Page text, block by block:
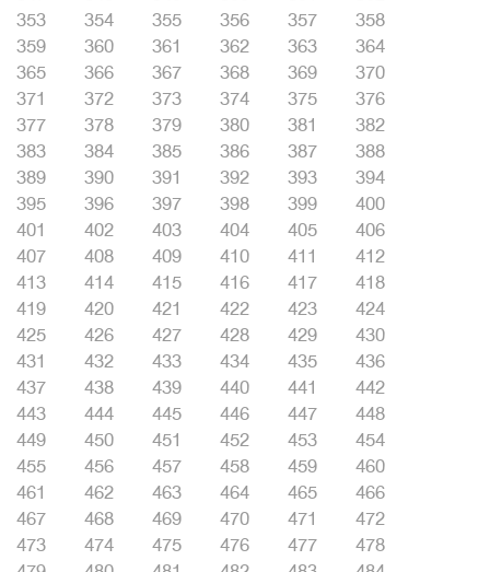
353
354 355 356 357
358
359
360 361 362 363
364
365
366 367 368 369
370
371
372 373 374 375
376
377
378 379 380 381
382
383
384 385 386 387
388
389
390 391 392 393
394
395
396 397 398 399
400
401
402 403 404 405
406
407
408 409 410 411
412
413
414 415 416 417
418
419
420 421 422 423
424
425
426 427 428 429
430
431
432 433 434 435
436
437
438 439 440 441
442
443
444 445 446 447
448
449
450 451 452 453
454
455
456 457 458 459
460
461
462 463 464 465
466
467
468 469 470 471
472
473
474 475 476 477
478